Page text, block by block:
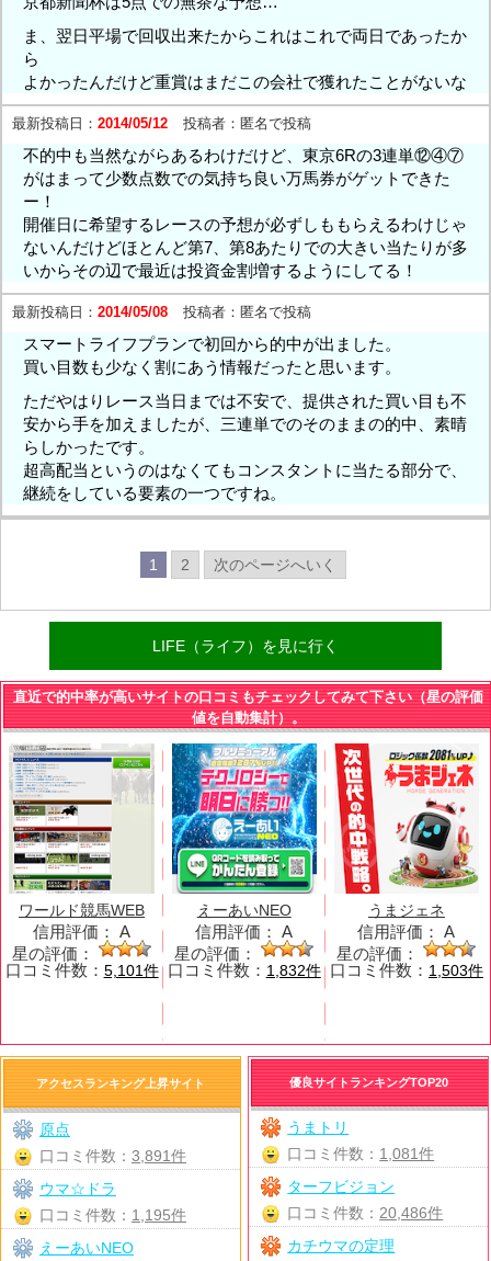
ま、翌日平場で回収出来たからこれはこれで両日であったか
ら
よかったんだけど重賞はまだこの会社で獲れたことがないな
最新投稿日： 2014/05/12 投稿者： 匿名で投稿
不的中も当然ながらあるわけだけど、東京6Rの3連単⑫④⑦
がはまって少数点数での気持ち良い万馬券がゲットできた
ー！
開催日に希望するレースの予想が必ずしももらえるわけじゃ
ないんだけどほとんど第7、第8あたりでの大きい当たりが多
いからその辺で最近は投資金割増するようにしてる！
最新投稿日： 2014/05/08 投稿者： 匿名で投稿
スマートライフプランで初回から的中が出ました。
買い目数も少なく割にあう情報だったと思います。
ただやはりレース当日までは不安で、提供された買い目も不
安から手を加えましたが、三連単でのそのままの的中、素晴
らしかったです。
超高配当というのはなくてもコンスタントに当たる部分で、
継続をしている要素の一つですね。
1 2 次のページへいく
LIFE（ライフ）を見に行く
直近で的中率が高いサイトの口コミもチェックしてみて下さい（星の評価
値を自動集計）。
ワールド競馬WEB
信用評価： A
星の評価：
口コミ件数： 5,101件
えーあいNEO
信用評価：
A
星の評価：
口コミ件数： 1,832件
うまジェネ
信用評価：
A
星の評価：
口コミ件数： 1,503件
優良サイトランキングTOP20
うまトリ
口コミ件数： 1,081件
ターフビジョン
口コミ件数： 20,486件
カチウマの定理
アクセスランキング上昇サイト
原点
口コミ件数： 3,891件
ウマ☆ドラ
口コミ件数： 1,195件
えーあいNEO